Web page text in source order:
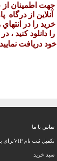
جهت اطمينان
آنلاين از درگاه
خريد را در
را دانلود کنيد
خود دريافت نماييد
تماس با ما
تکمیل ثبت نام VIPبرای بخش اشتراکیها
سبد خرید